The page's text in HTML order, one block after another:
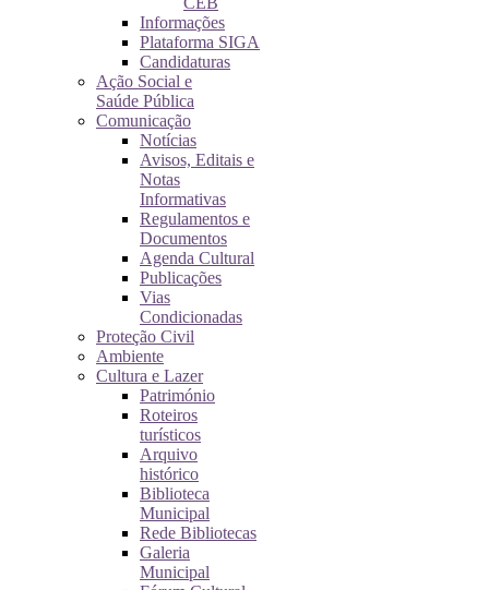
Informações
Plataforma SIGA
Candidaturas
Ação Social e
Saúde Pública
Comunicação
Notícias
Avisos, Editais e
Notas
Informativas
Regulamentos e
Documentos
Agenda Cultural
Publicações
Vias
Condicionadas
Proteção Civil
Ambiente
Cultura e Lazer
Património
Roteiros
turísticos
Arquivo
histórico
Biblioteca
Municipal
Rede Bibliotecas
Galeria
Municipal